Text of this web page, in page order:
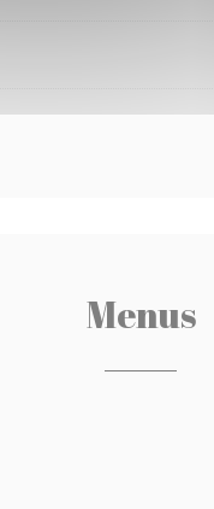
Menus